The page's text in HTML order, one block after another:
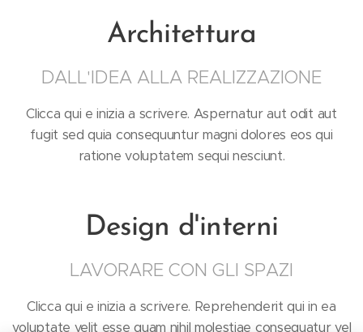
Architettura
DALL'IDEA ALLA REALIZZAZIONE
Clicca qui e inizia a scrivere. Aspernatur aut odit aut
fugit sed quia consequuntur magni dolores eos qui
ratione voluptatem sequi nesciunt.
Design d'interni
LAVORARE CON GLI SPAZI
Clicca qui e inizia a scrivere. Reprehenderit qui in ea
voluptate velit esse quam nihil molestiae consequatur vel